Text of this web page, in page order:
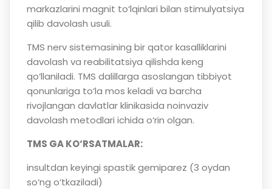
markazlarini magnit to‘lqinlari bilan stimulyatsiya
qilib davolash usuli.
TMS nerv sistemasining bir qator kasalliklarini
davolash va reabilitatsiya qilishda keng
qo‘llaniladi. TMS dalillarga asoslangan tibbiyot
qonunlariga to‘la mos keladi va barcha
rivojlangan davlatlar klinikasida noinvaziv
davolash metodlari ichida o‘rin olgan.
TMS GA KO‘RSATMALAR:
insultdan keyingi spastik gemiparez (3 oydan
so‘ng o‘tkaziladi)